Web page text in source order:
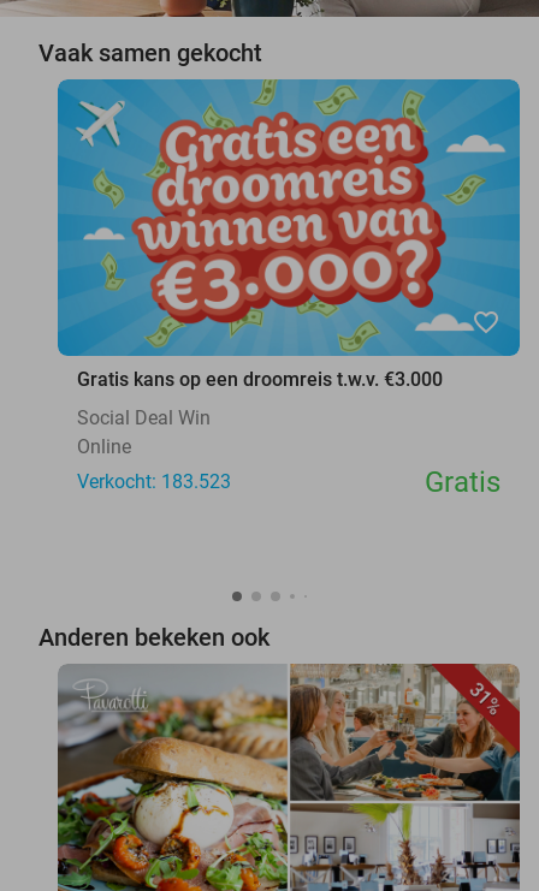
Vaak samen gekocht
favorite_border
Gratis kans op een droomreis t.w.v. €3.000
Social Deal Win
Online
Verkocht: 183.523
Gratis
Anderen bekeken ook
31%